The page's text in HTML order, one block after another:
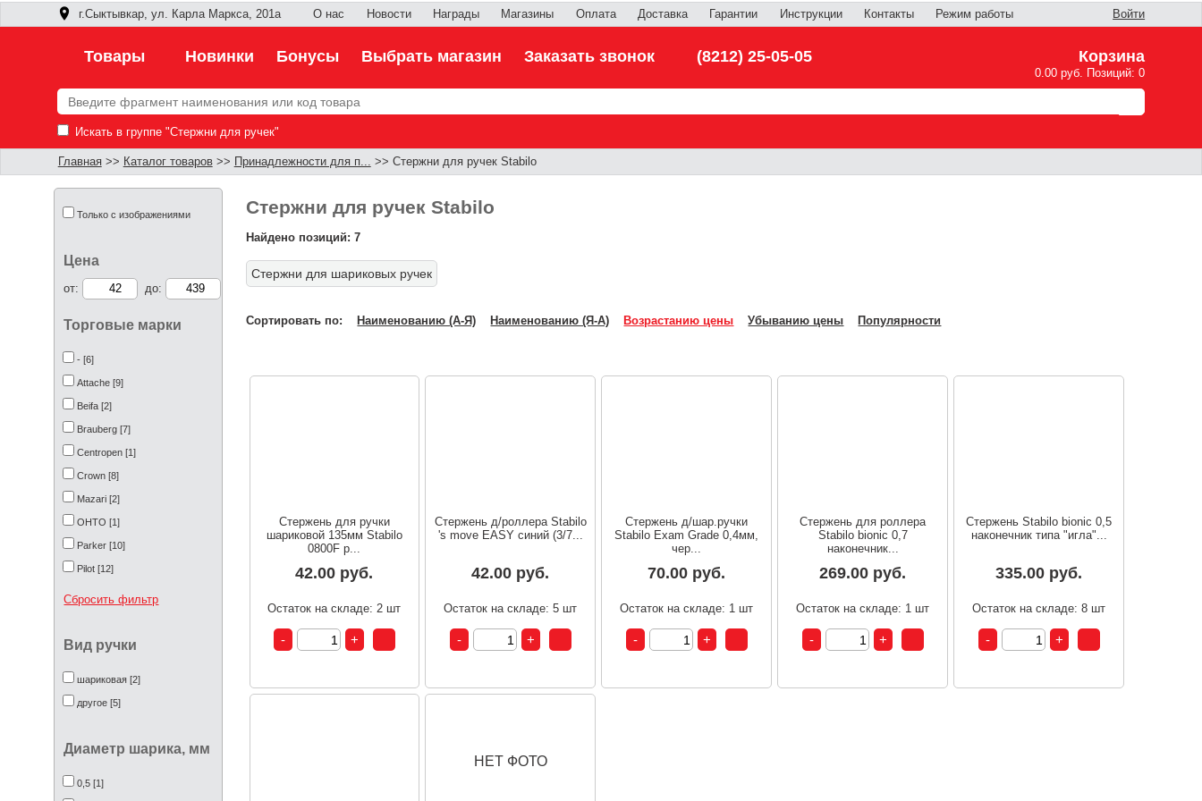
г.Сыктывкар, ул. Карла Маркса, 201а О нас Новости Награды Магазины Оплата Доставка Гарантии Инструкции Контакты Режим работы Войти
Товары Новинки Бонусы Выбрать магазин Заказать звонок (8212) 25-05-05 Корзина
0.00 руб. Позиций: 0
Искать в группе "Стержни для ручек"
Главная>> Каталог товаров>> Принадлежности для п... >> Стержни для ручек Stabilo
Только с изображениями
Цена
от: до:
Торговые марки
- [6]
Attache [9]
Beifa [2]
Brauberg [7]
Centropen [1]
Crown [8]
Mazari [2]
OHTO [1]
Parker [10]
Pilot [12]
Стамм [1]
Сбросить фильтр
Вид ручки
шариковая [2]
другое [5]
Диаметр шарика, мм
0,5 [1]
Стержни для ручек Stabilo
Найдено позиций: 7
Стержни для шариковых ручек
Сортировать по:Наименованию (А-Я) Наименованию (Я-А) Возрастанию цены Убыванию цены Популярности
Стержень для ручки
шариковой 135мм Stabilo
0800F р...
42.00 руб.
Остаток на складе: 2 шт
Стержень д/роллера Stabilo
's move EASY синий (3/7...
42.00 руб.
Остаток на складе: 5 шт
Стержень д/шар.ручки
Stabilo Exam Grade 0,4мм,
чер...
70.00 руб.
Остаток на складе: 1 шт
Стержень для роллера
Stabilo bionic 0,7
наконечник...
269.00 руб.
Остаток на складе: 1 шт
Стержень Stabilo bionic 0,5
наконечник типа "игла"...
335.00 руб.
Остаток на складе: 8 шт
НЕТ ФОТО